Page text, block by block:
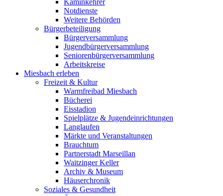
Kaminkehrer
Notdienste
Weitere Behörden
Bürgerbeteiligung
Bürgerversammlung
Jugendbürgerversammlung
Seniorenbürgerversammlung
Arbeitskreise
Miesbach erleben
Freizeit & Kultur
Warmfreibad Miesbach
Bücherei
Eisstadion
Spielplätze & Jugendeinrichtungen
Langlaufen
Märkte und Veranstaltungen
Brauchtum
Partnerstadt Marseillan
Waitzinger Keller
Archiv & Museum
Häuserchronik
Soziales & Gesundheit